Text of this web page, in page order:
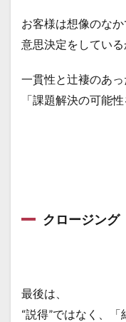
お客様は想像のな
意思決定をしている
一貫性と辻褄のあっ
「課題解決の可能
クロージング
最後は、
“説得”ではなく、「